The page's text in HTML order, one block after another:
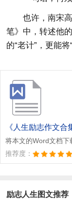
也许，南宋
笔》中，转述他
的“老计”，更能
《人生励志作文合
将本文的Word文档下
推荐度：
励志人生图文推荐